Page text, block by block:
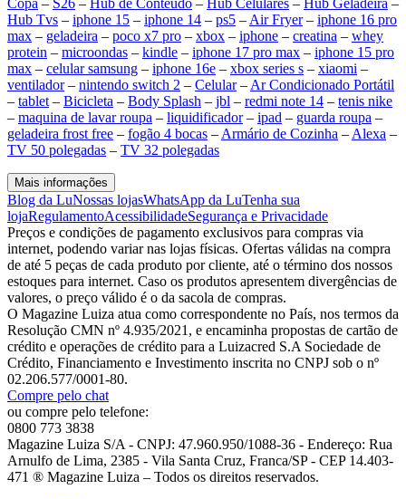
Copa – S26 – Hub de Conteúdo – Hub Celulares – Hub Geladeira –
Hub Tvs – iphone 15 – iphone 14 – ps5 – Air Fryer– iphone 16 pro
max – geladeira – poco x7 pro – xbox – iphone – creatina – whey
protein – microondas – kindle – iphone 17 pro max – iphone 15 pro
max – celular samsung – iphone 16e – xbox series s – xiaomi –
ventilador– nintendo switch 2 – Celular– Ar Condicionado Portátil
– tablet – Bicicleta – Body Splash – jbl – redmi note 14 – tenis nike
– maquina de lavar roupa – liquidificador– ipad – guarda roupa –
geladeira frost free – fogão 4 bocas – Armário de Cozinha – Alexa –
TV 50 polegadas – TV 32 polegadas
Mais informações
Blog da LuNossas lojasWhatsApp da LuTenha sua
lojaRegulamentoAcessibilidadeSegurança e Privacidade
Preços e condições de pagamento exclusivos para compras via
internet, podendo variar nas lojas físicas. Ofertas válidas na compra
de até 5 peças de cada produto por cliente, até o término dos nossos
estoques para internet. Caso os produtos apresentem divergências de
valores, o preço válido é o da sacola de compras.
O Magazine Luiza atua como correspondente no País, nos termos da
Resolução CMN nº 4.935/2021, e encaminha propostas de cartão de
crédito e operações de crédito para a Luizacred S.A Sociedade de
Crédito, Financiamento e Investimento inscrita no CNPJ sob o nº
02.206.577/0001-80.
Compre pelo chat
ou compre pelo telefone:
0800 773 3838
Magazine Luiza S/A - CNPJ: 47.960.950/1088-36 - Endereço: Rua
Arnulfo de Lima, 2385 - Vila Santa Cruz, Franca/SP - CEP 14.403-
471 ® Magazine Luiza – Todos os direitos reservados.